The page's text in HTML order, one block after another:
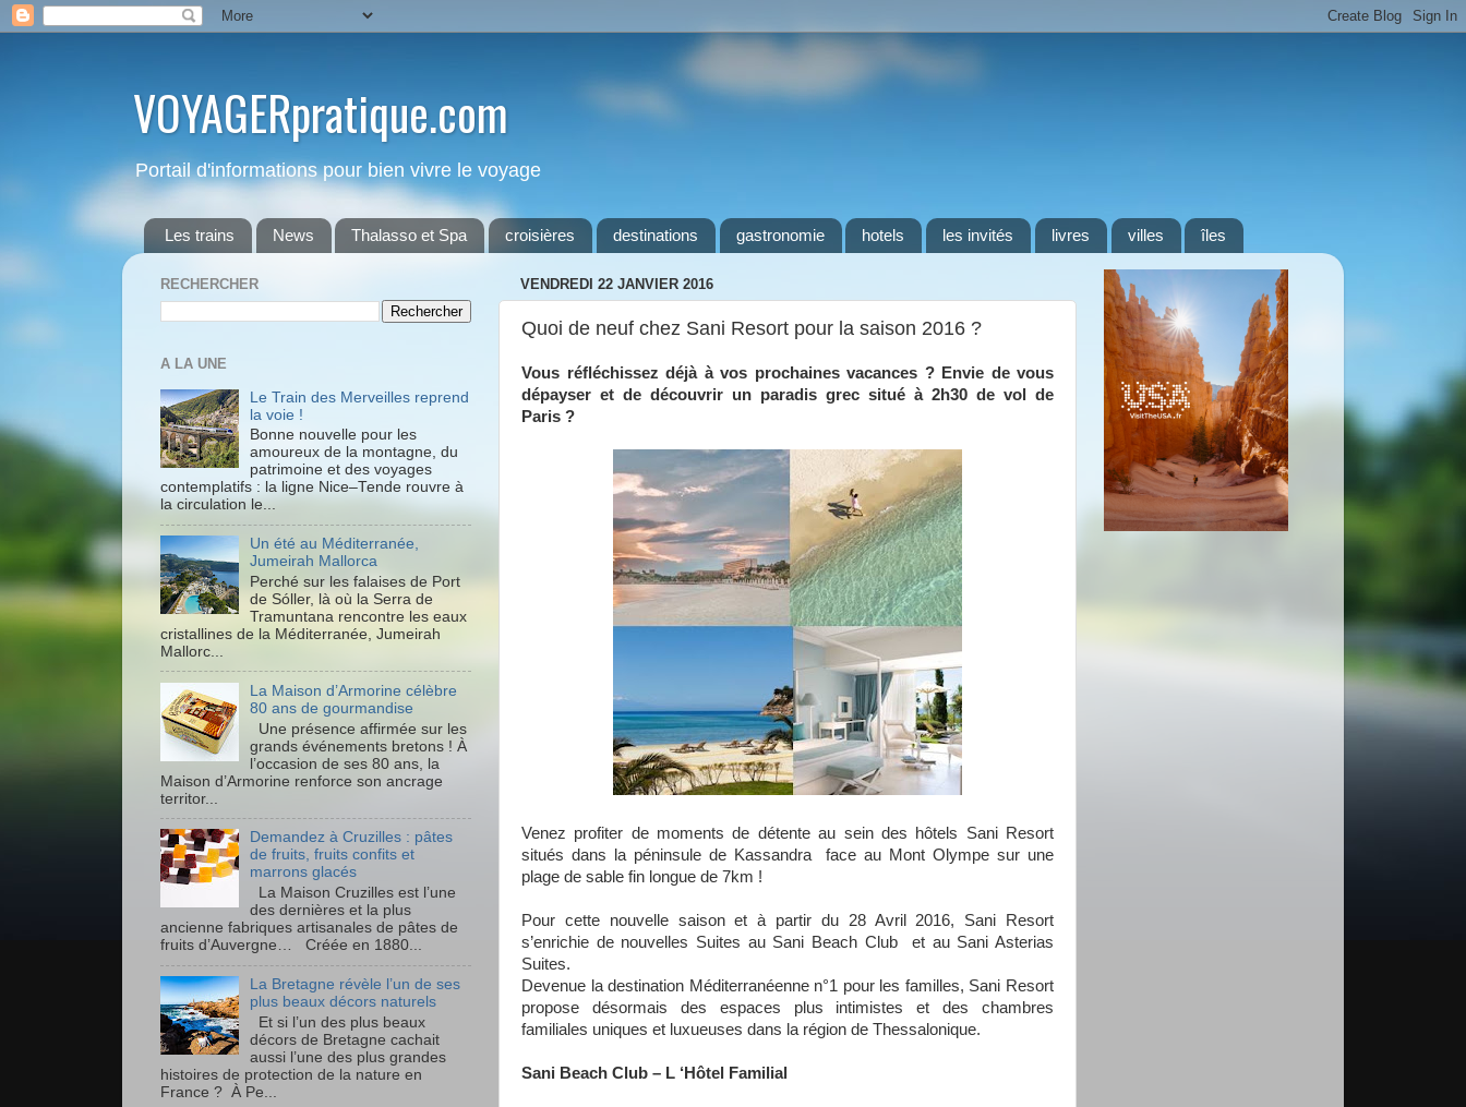
VOYAGERpratique.com
Portail d'informations pour bien vivre le voyage
Les trains News Thalasso et Spa croisières destinations gastronomie hotels les invités livres villes îles
VENDREDI 22 JANVIER 2016
Quoi de neuf chez Sani Resort pour la saison 2016 ?
Vous réfléchissez déjà à vos prochaines vacances ? Envie de vous
dépayser et de découvrir un paradis grec situé à 2h30 de vol de
Paris ?
Venez profiter de moments de détente au sein des hôtels Sani Resort
situés dans la péninsule de Kassandra face au Mont Olympe sur une
plage de sable fin longue de 7km !
Pour cette nouvelle saison et à partir du 28 Avril 2016, Sani Resort
s’enrichie de nouvelles Suites au Sani Beach Club et au Sani Asterias
Suites.
Devenue la destination Méditerranéenne n°1 pour les familles, Sani Resort
propose désormais des espaces plus intimistes et des chambres
familiales uniques et luxueuses dans la région de Thessalonique.
Sani Beach Club – L ‘Hôtel Familial
RECHERCHER
A LA UNE
Le Train des Merveilles reprend
la voie !
Bonne nouvelle pour les
amoureux de la montagne, du
patrimoine et des voyages
contemplatifs : la ligne Nice–Tende rouvre à
la circulation le...
Un été au Méditerranée,
Jumeirah Mallorca
Perché sur les falaises de Port
de Sóller, là où la Serra de
Tramuntana rencontre les eaux
cristallines de la Méditerranée, Jumeirah
Mallorc...
La Maison d’Armorine célèbre
80 ans de gourmandise
Une présence affirmée sur les
grands événements bretons ! À
l’occasion de ses 80 ans, la
Maison d’Armorine renforce son ancrage
territor...
Demandez à Cruzilles : pâtes
de fruits, fruits confits et
marrons glacés
La Maison Cruzilles est l’une
des dernières et la plus
ancienne fabriques artisanales de pâtes de
fruits d’Auvergne… Créée en 1880...
La Bretagne révèle l’un de ses
plus beaux décors naturels
Et si l’un des plus beaux
décors de Bretagne cachait
aussi l’une des plus grandes
histoires de protection de la nature en
France ? À Pe...